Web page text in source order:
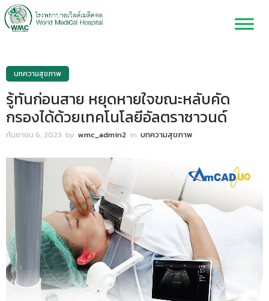
บทความสุขภาพ
รู้ทันก่อนสาย หยุดหายใจขณะหลับคัด
กรองได้ด้วยเทคโนโลยีอัลตราซาวนด์
กันยายน 6, 2023 by wmc_admin2 in บทความสุขภาพ